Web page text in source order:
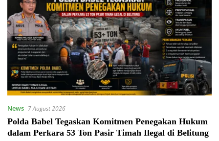
News 7 August 2026
Polda Babel Tegaskan Komitmen Penegakan Hukum
dalam Perkara 53 Ton Pasir Timah Ilegal di Belitung